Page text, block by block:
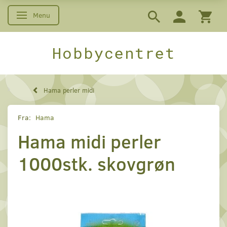
Skifte navigation
Menu
Hobbycentret
Hama perler midi
Fra: Hama
Hama midi perler
1000stk. skovgrøn